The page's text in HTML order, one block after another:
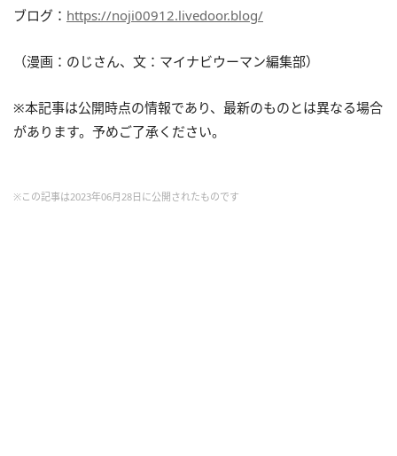
ブログ： https://noji00912.livedoor.blog/
（漫画：のじさん、文：マイナビウーマン編集部）
※本記事は公開時点の情報であり、最新のものとは異なる場合
があります。予めご了承ください。
※この記事は2023年06月28日に公開されたものです